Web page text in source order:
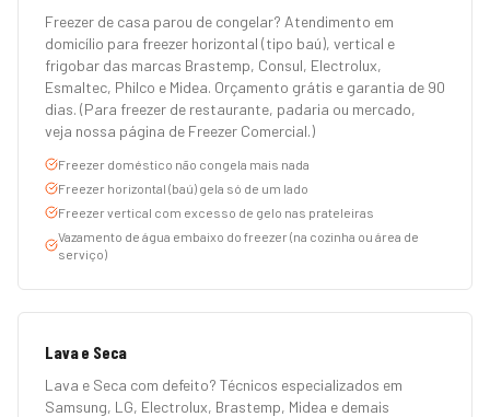
Freezer de casa parou de congelar? Atendimento em
domicílio para freezer horizontal (tipo baú), vertical e
frigobar das marcas Brastemp, Consul, Electrolux,
Esmaltec, Philco e Midea. Orçamento grátis e garantia de 90
dias. (Para freezer de restaurante, padaria ou mercado,
veja nossa página de Freezer Comercial.)
Freezer doméstico não congela mais nada
Freezer horizontal (baú) gela só de um lado
Freezer vertical com excesso de gelo nas prateleiras
Vazamento de água embaixo do freezer (na cozinha ou área de
serviço)
Lava e Seca
Lava e Seca com defeito? Técnicos especializados em
Samsung, LG, Electrolux, Brastemp, Midea e demais